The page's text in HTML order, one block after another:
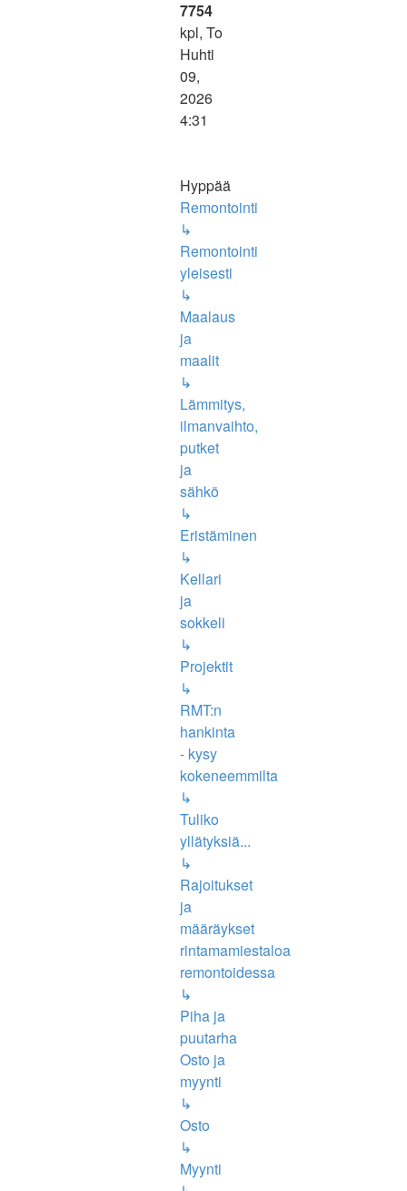
7754
kpl, To
Huhti
09,
2026
4:31
Hyppää
Remontointi
↳
Remontointi
yleisesti
↳
Maalaus
ja
maalit
↳
Lämmitys,
ilmanvaihto,
putket
ja
sähkö
↳
Eristäminen
↳
Kellari
ja
sokkeli
↳
Projektit
↳
RMT:n
hankinta
- kysy
kokeneemmilta
↳
Tuliko
yllätyksiä...
↳
Rajoitukset
ja
määräykset
rintamamiestaloa
remontoidessa
↳
Piha ja
puutarha
Osto ja
myynti
↳
Osto
↳
Myynti